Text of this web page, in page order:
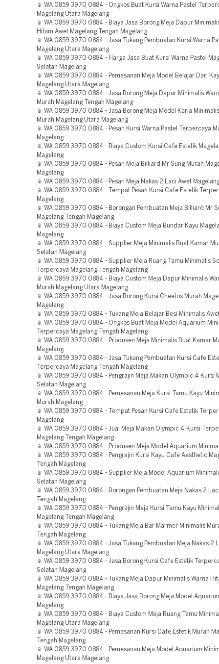
📱 WA 0859 3970 0884 - Ongkos Buat Kursi Warna Pastel
Magelang Utara Magelang
📱 WA 0859 3970 0884 - Biaya Jasa Borong Meja Dapur
Hitam Awet Magelang Tengah Magelang
📱 WA 0859 3970 0884 - Jasa Tukang Pembuatan Kursi Warna
Magelang Utara Magelang
📱 WA 0859 3970 0884 - Harga Jasa Buat Kursi Warna Pastel
Selatan Magelang
📱 WA 0859 3970 0884 - Pemesanan Meja Model Belajar Dari
Magelang Utara Magelang
📱 WA 0859 3970 0884 - Jasa Borong Meja Dapur Minimalis
Murah Magelang Tengah Magelang
📱 WA 0859 3970 0884 - Jasa Borong Meja Model Kerja
Murah Magelang Utara Magelang
📱 WA 0859 3970 0884 - Pesan Kursi Warna Pastel Terpercaya
Magelang
📱 WA 0859 3970 0884 - Biaya Custom Kursi Cafe Estetik
Magelang
📱 WA 0859 3970 0884 - Pesan Meja Billiard Mr Sung Murah
Magelang
📱 WA 0859 3970 0884 - Pesan Meja Nakas 2 Laci Awet
📱 WA 0859 3970 0884 - Tempat Pesan Kursi Cafe Estetik
Magelang
📱 WA 0859 3970 0884 - Borongan Pembuatan Meja Billiard Mr
Magelang Tengah Magelang
📱 WA 0859 3970 0884 - Biaya Custom Meja Bundar Kayu
Magelang
📱 WA 0859 3970 0884 - Supplier Meja Minimalis Buat Kamar
Selatan Magelang
📱 WA 0859 3970 0884 - Supplier Meja Ruang Tamu Minimalis
Terpercaya Magelang Tengah Magelang
📱 WA 0859 3970 0884 - Biaya Custom Meja Dapur Minimalis
Murah Magelang Utara Magelang
📱 WA 0859 3970 0884 - Jasa Borong Kursi Cheetos Murah
Magelang
📱 WA 0859 3970 0884 - Tukang Meja Belajar Besi Minimalis
📱 WA 0859 3970 0884 - Ongkos Buat Meja Model Aquarium
Terpercaya Magelang Tengah Magelang
📱 WA 0859 3970 0884 - Produsen Meja Minimalis Buat Kamar
Magelang
📱 WA 0859 3970 0884 - Jasa Tukang Pembuatan Kursi Cafe
Terpercaya Magelang Tengah Magelang
📱 WA 0859 3970 0884 - Pengrajin Meja Makan Olympic 4 Kursi
Selatan Magelang
📱 WA 0859 3970 0884 - Pemesanan Meja Kursi Tamu Kayu
Murah Magelang
📱 WA 0859 3970 0884 - Tempat Pesan Kursi Cafe Estetik
Magelang
📱 WA 0859 3970 0884 - Jual Meja Makan Olympic 4 Kursi
Magelang Tengah Magelang
📱 WA 0859 3970 0884 - Produsen Meja Model Aquarium
📱 WA 0859 3970 0884 - Pengrajin Kursi Kayu Cafe Aesthetic
Tengah Magelang
📱 WA 0859 3970 0884 - Supplier Meja Model Aquarium
Selatan Magelang
📱 WA 0859 3970 0884 - Borongan Pembuatan Meja Nakas 2
Tengah Magelang
📱 WA 0859 3970 0884 - Pengrajin Meja Kursi Tamu Kayu
Magelang Tengah Magelang
📱 WA 0859 3970 0884 - Tukang Meja Bar Marmer Minimalis
Tengah Magelang
📱 WA 0859 3970 0884 - Jasa Tukang Pembuatan Meja Nakas 2
Magelang Utara Magelang
📱 WA 0859 3970 0884 - Jasa Borong Kursi Cafe Estetik
Selatan Magelang
📱 WA 0859 3970 0884 - Tukang Meja Dapur Minimalis Warna
Magelang Tengah Magelang
📱 WA 0859 3970 0884 - Biaya Jasa Borong Meja Model
Magelang
📱 WA 0859 3970 0884 - Biaya Custom Meja Ruang Tamu
Magelang Utara Magelang
📱 WA 0859 3970 0884 - Pemesanan Kursi Cafe Estetik Murah
Tengah Magelang
📱 WA 0859 3970 0884 - Pemesanan Meja Model Aquarium
Magelang Utara Magelang